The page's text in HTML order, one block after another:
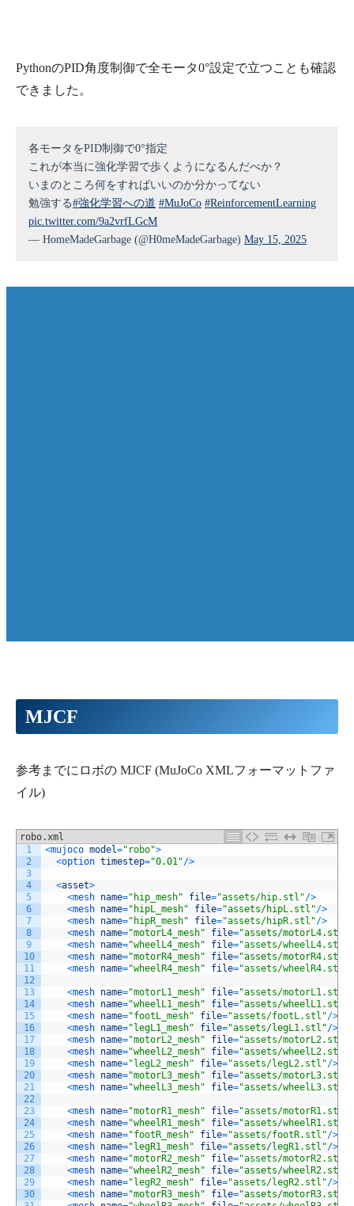
PythonのPID角度制御で全モータ0°設定で立つことも確認
できました。
各モータをPID制御で0°指定
これが本当に強化学習で歩くようになるんだべか？
いまのところ何をすればいいのか分かってない
勉強する#強化学習への道 #MuJoCo #ReinforcementLearning
pic.twitter.com/9a2vrfLGcM
— HomeMadeGarbage (@H0meMadeGarbage) May 15, 2025
MJCF
参考までにロボの MJCF (MuJoCo XMLフォーマットファ
イル)
robo.xml
1
2
3
4
5
6
7
8
9
10
11
12
13
14
15
16
17
18
19
20
21
22
23
24
25
26
27
28
29
30
<mujoco model="robo">
<option timestep="0.01"/>
<asset>
<mesh name="hip_mesh" file="assets/hip.stl"/>
<mesh name="hipL_mesh" file="assets/hipL.stl"/>
<mesh name="hipR_mesh" file="assets/hipR.stl"/>
<mesh name="motorL4_mesh" file="assets/motorL4.stl"
<mesh name="wheelL4_mesh" file="assets/wheelL4.stl"
<mesh name="motorR4_mesh" file="assets/motorR4.stl"
<mesh name="wheelR4_mesh" file="assets/wheelR4.stl"
<mesh name="motorL1_mesh" file="assets/motorL1.stl"
<mesh name="wheelL1_mesh" file="assets/wheelL1.stl"
<mesh name="footL_mesh" file="assets/footL.stl"/>
<mesh name="legL1_mesh" file="assets/legL1.stl"/>
<mesh name="motorL2_mesh" file="assets/motorL2.stl"
<mesh name="wheelL2_mesh" file="assets/wheelL2.stl"
<mesh name="legL2_mesh" file="assets/legL2.stl"/>
<mesh name="motorL3_mesh" file="assets/motorL3.stl"
<mesh name="wheelL3_mesh" file="assets/wheelL3.stl"
<mesh name="motorR1_mesh" file="assets/motorR1.stl"
<mesh name="wheelR1_mesh" file="assets/wheelR1.stl"
<mesh name="footR_mesh" file="assets/footR.stl"/>
<mesh name="legR1_mesh" file="assets/legR1.stl"/>
<mesh name="motorR2_mesh" file="assets/motorR2.stl"
<mesh name="wheelR2_mesh" file="assets/wheelR2.stl"
<mesh name="legR2_mesh" file="assets/legR2.stl"/>
<mesh name="motorR3_mesh" file="assets/motorR3.stl"